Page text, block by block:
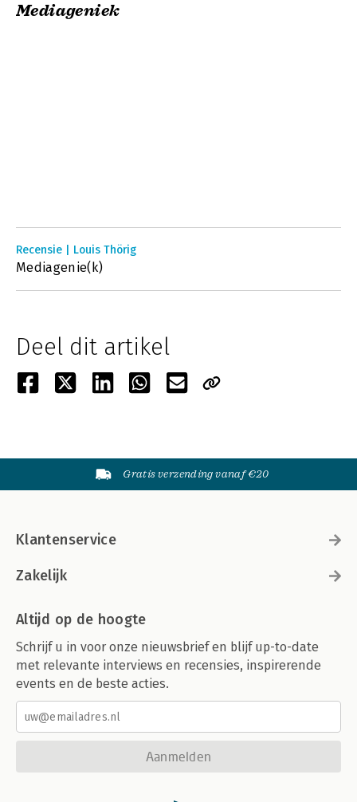
Mediageniek
Recensie | Louis Thörig
Mediagenie(k)
Deel dit artikel
Gratis verzending vanaf €20
Klantenservice
Zakelijk
Altijd op de hoogte
Schrijf u in voor onze nieuwsbrief en blijf up-to-date
met relevante interviews en recensies, inspirerende
events en de beste acties.
Aanmelden